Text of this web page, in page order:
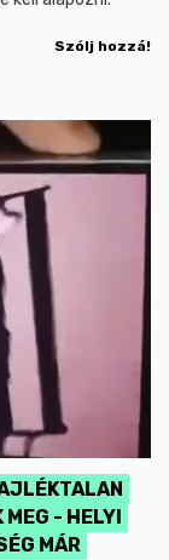
Szólj hozzá!
- HELYI
MÁR